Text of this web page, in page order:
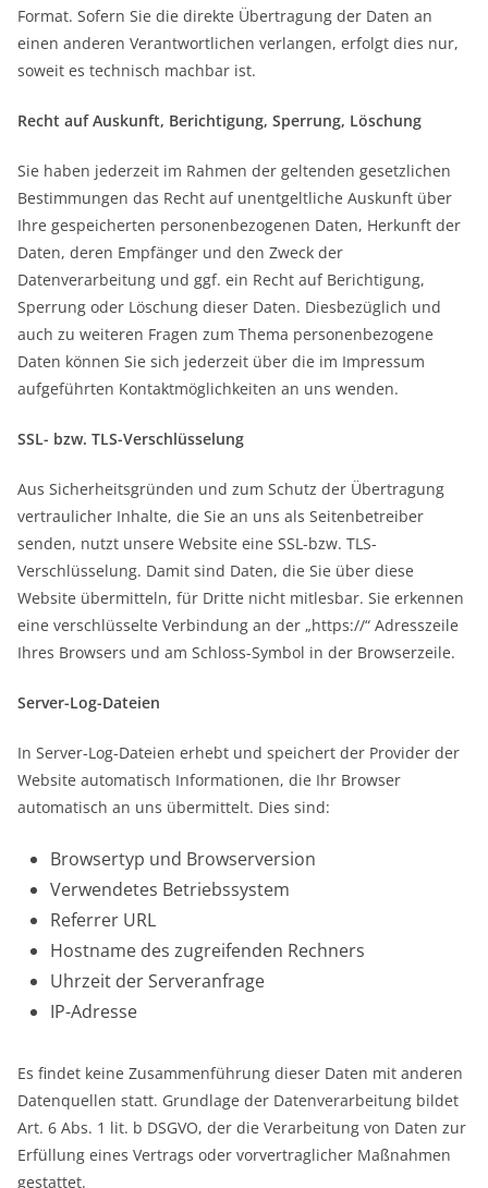
Format. Sofern Sie die direkte Übertragung der Daten an
einen anderen Verantwortlichen verlangen, erfolgt dies nur,
soweit es technisch machbar ist.
Recht auf Auskunft, Berichtigung, Sperrung, Löschung
Sie haben jederzeit im Rahmen der geltenden gesetzlichen
Bestimmungen das Recht auf unentgeltliche Auskunft über
Ihre gespeicherten personenbezogenen Daten, Herkunft der
Daten, deren Empfänger und den Zweck der
Datenverarbeitung und ggf. ein Recht auf Berichtigung,
Sperrung oder Löschung dieser Daten. Diesbezüglich und
auch zu weiteren Fragen zum Thema personenbezogene
Daten können Sie sich jederzeit über die im Impressum
aufgeführten Kontaktmöglichkeiten an uns wenden.
SSL- bzw. TLS-Verschlüsselung
Aus Sicherheitsgründen und zum Schutz der Übertragung
vertraulicher Inhalte, die Sie an uns als Seitenbetreiber
senden, nutzt unsere Website eine SSL-bzw. TLS-
Verschlüsselung. Damit sind Daten, die Sie über diese
Website übermitteln, für Dritte nicht mitlesbar. Sie erkennen
eine verschlüsselte Verbindung an der „https://“ Adresszeile
Ihres Browsers und am Schloss-Symbol in der Browserzeile.
Server-Log-Dateien
In Server-Log-Dateien erhebt und speichert der Provider der
Website automatisch Informationen, die Ihr Browser
automatisch an uns übermittelt. Dies sind:
Browsertyp und Browserversion
Verwendetes Betriebssystem
Referrer URL
Hostname des zugreifenden Rechners
Uhrzeit der Serveranfrage
IP-Adresse
Es findet keine Zusammenführung dieser Daten mit anderen
Datenquellen statt. Grundlage der Datenverarbeitung bildet
Art. 6 Abs. 1 lit. b DSGVO, der die Verarbeitung von Daten zur
Erfüllung eines Vertrags oder vorvertraglicher Maßnahmen
gestattet.